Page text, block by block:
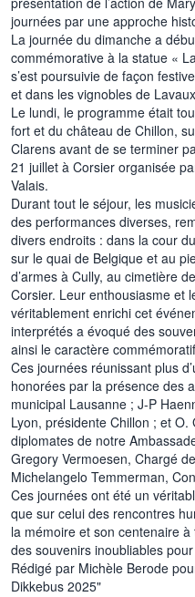
journées par une approche
La journée du dimanche a
commémorative à la statue «
s’est poursuivie de façon
et dans les vignobles de
Le lundi, le programme était
fort et du château de Chillon,
Clarens avant de se terminer
21 juillet à Corsier organisée
Valais.
Durant tout le séjour, les
des performances diverses,
divers endroits : dans la cour
sur le quai de Belgique et au
d’armes à Cully, au cimetière
Corsier. Leur enthousiasme et
véritablement enrichi cet
interprétés a évoqué des
ainsi le caractère
Ces journées réunissant plus
honorées par la présence des
municipal Lausanne ; J-P
Lyon, présidente Chillon ; et
diplomates de notre
Gregory Vermoesen, Chargé
Michelangelo Temmerman,
Ces journées ont été un
que sur celui des rencontres
la mémoire et son centenaire
des souvenirs inoubliables
Rédigé par Michèle Berode
Dikkebus 2025"